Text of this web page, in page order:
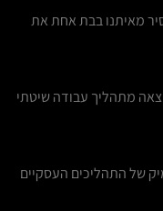
מאיתנו בבת אחת את
מתהליך עבודה שיטתי
של התהליכים העסקיים